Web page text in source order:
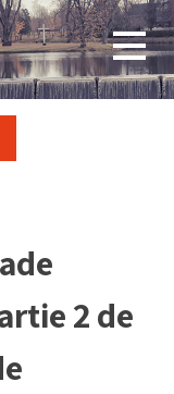
2 de